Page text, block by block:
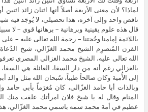
لماذا؟ لأن معنى الأربعة أصلاً أنها اثنان زائد
ناقص واحد وإلى آخره، هذا تحصيلي، لا يُوجَد فيه
قال هذه علوم يقينية وبرهانية – برهانها قوي – لا
باللائمة إمامنا وحُجتنا – رحمة الله تعالى عليه –
القرن المُنصرِم الشيخ محمد الغزّالي، شيخ
الله تعالى عليه، الشيخ محمد الغزالي المصري
بالغزالي رغم أنه من دار السقا، العائلة هي
إلى الأُمية وكان صالحاً طيباً، سُبحان الله مثل والد
وبالذات أبا حامد الغزّالي، كان مُغرَماً بأبي
المنام وقال له يا شيخ فلان امرأتك علقت منك
عظيم في أمة محمد سمه باسمي محمد الغزّالي،